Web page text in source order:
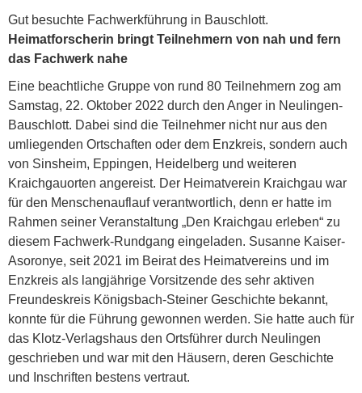
Gut besuchte Fachwerkführung in Bauschlott.
Heimatforscherin bringt Teilnehmern von nah und fern
das Fachwerk nahe
Eine beachtliche Gruppe von rund 80 Teilnehmern zog am
Samstag, 22. Oktober 2022 durch den Anger in Neulingen-
Bauschlott. Dabei sind die Teilnehmer nicht nur aus den
umliegenden Ortschaften oder dem Enzkreis, sondern auch
von Sinsheim, Eppingen, Heidelberg und weiteren
Kraichgauorten angereist. Der Heimatverein Kraichgau war
für den Menschenauflauf verantwortlich, denn er hatte im
Rahmen seiner Veranstaltung „Den Kraichgau erleben“ zu
diesem Fachwerk-Rundgang eingeladen. Susanne Kaiser-
Asoronye, seit 2021 im Beirat des Heimatvereins und im
Enzkreis als langjährige Vorsitzende des sehr aktiven
Freundeskreis Königsbach-Steiner Geschichte bekannt,
konnte für die Führung gewonnen werden. Sie hatte auch für
das Klotz-Verlagshaus den Ortsführer durch Neulingen
geschrieben und war mit den Häusern, deren Geschichte
und Inschriften bestens vertraut.